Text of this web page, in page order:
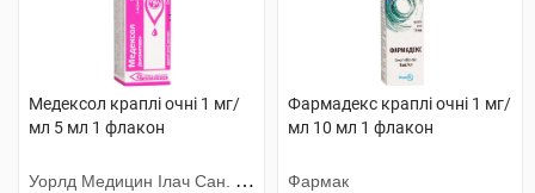
Медексол краплі очні 1 мг/
мл 5 мл 1 флакон
Уорлд Медицин Ілач Сан. Ве
Фармадекс краплі очні 1 мг/
мл 10 мл 1 флакон
Фармак